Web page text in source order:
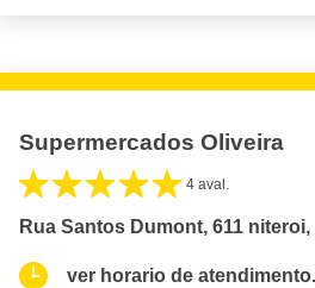
Supermercados Oliveira
4 aval.
Rua Santos Dumont, 611
ver horario de atendimento.